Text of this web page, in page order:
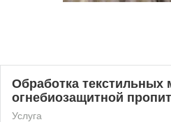
Обработка текстильных
огнебиозащитной
Услуга